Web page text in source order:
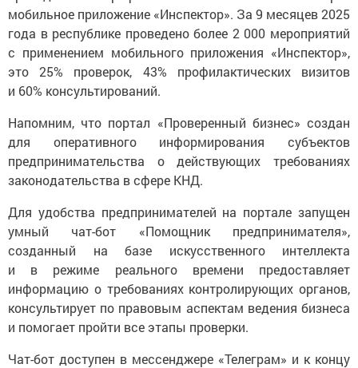
мобильное приложение «Инспектор». За 9 месяцев 2025
года в республике проведено более 2 000 мероприятий
с применением мобильного приложения «Инспектор»,
это 25% проверок, 43% профилактических визитов
и 60% консультирований.
Напомним, что портал «Проверенный бизнес» создан
для оперативного информирования субъектов
предпринимательства о действующих требованиях
законодательства в сфере КНД.
Для удобства предпринимателей на портале запущен
умный чат-бот «Помощник предпринимателя»,
созданный на базе искусственного интеллекта
и в режиме реального времени предоставляет
информацию о требованиях контролирующих органов,
консультирует по правовым аспектам ведения бизнеса
и помогает пройти все этапы проверки.
Чат-бот доступен в мессенджере «Телеграм» и к концу